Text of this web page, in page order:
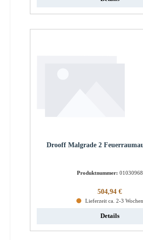
Drooff Malgrade 2
Produktnummer: 01030968
Regulärer Preis:
504,94 €
Lieferzeit ca. 2-3 Wochen
Details